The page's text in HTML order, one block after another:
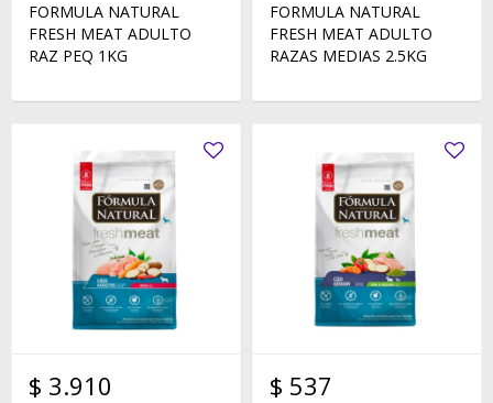
FORMULA NATURAL
FRESH MEAT ADULTO
RAZ PEQ 1KG
FORMULA NATURAL
FRESH MEAT ADULTO
RAZAS MEDIAS 2.5KG
$ 3.910 $ 537